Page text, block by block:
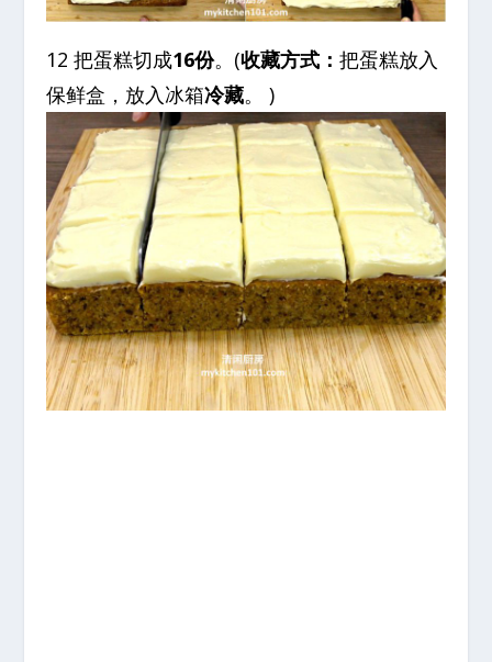
12 把蛋糕切成16份。(收藏方式：把蛋糕放入
保鲜盒，放入冰箱冷藏。 )